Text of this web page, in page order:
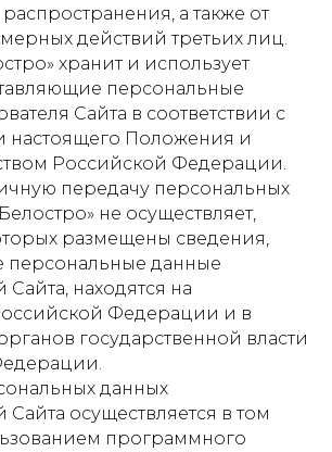
а также от
действий третьих лиц.
хранит и использует
персональные
Сайта в соответствии с
настоящего Положения и
Российской Федерации.
передачу персональных
не осуществляет,
размещены сведения,
персональные данные
Сайта, находятся на
Федерации и в
государственной власти
данных
Сайта осуществляется в том
программного